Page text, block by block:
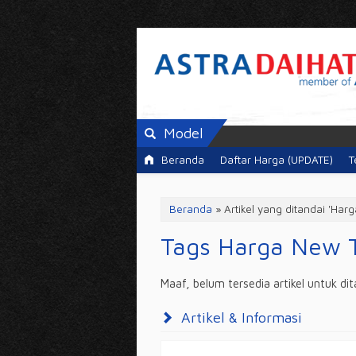
Model
Beranda Daftar Harga (UPDATE)
Beranda » Artikel yang ditandai
Tags Harga New
Maaf, belum tersedia artikel untuk
Artikel & Informasi